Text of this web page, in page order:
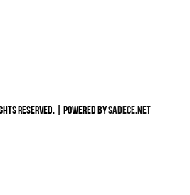
Reserved. | Powered bySadece.NET